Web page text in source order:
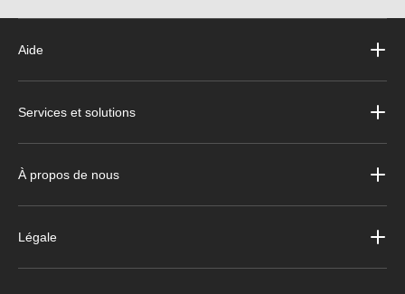
Aide
Services et solutions
À propos de nous
Légale